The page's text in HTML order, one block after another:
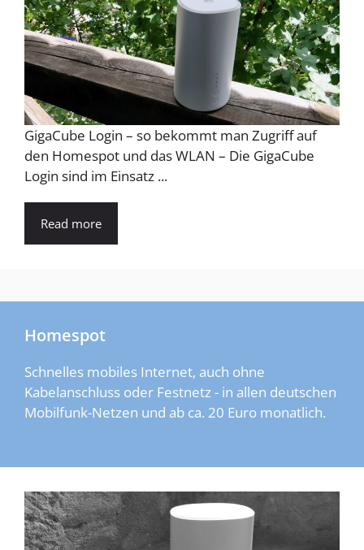
GigaCube Login – so bekommt man Zugriff auf
den Homespot und das WLAN – Die GigaCube
Login sind im Einsatz ...
Read more
Homespot
Schnelles mobiles Internet, auch ohne
Kabelanschluss oder Festnetz - in allen deutschen
Mobilfunk-Netzen und ab ca. 20 Euro monatlich.